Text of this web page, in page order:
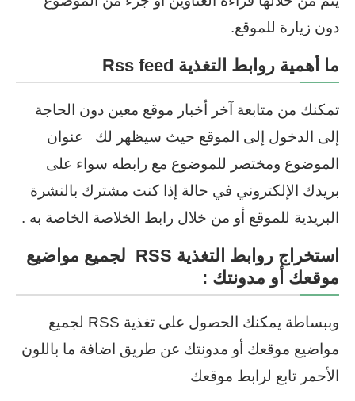
دون زيارة للموقع.
ما أهمية روابط التغذية Rss feed
تمكنك من متابعة آخر أخبار موقع معين دون الحاجة
إلى الدخول إلى الموقع حيث سيظهر لك عنوان
الموضوع ومختصر للموضوع مع رابطه سواء على
بريدك الإلكتروني في حالة إذا كنت مشترك بالنشرة
البريدية للموقع أو من خلال رابط الخلاصة الخاصة به .
استخراج روابط التغذية RSS لجميع مواضيع
موقعك أو مدونتك :
وببساطة يمكنك الحصول على تغذية RSS لجميع
مواضيع موقعك أو مدونتك عن طريق اضافة ما باللون
الأحمر تابع لرابط موقعك